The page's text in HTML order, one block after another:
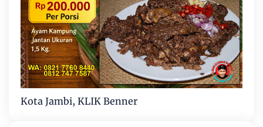
Kota Jambi, KLIK Benner